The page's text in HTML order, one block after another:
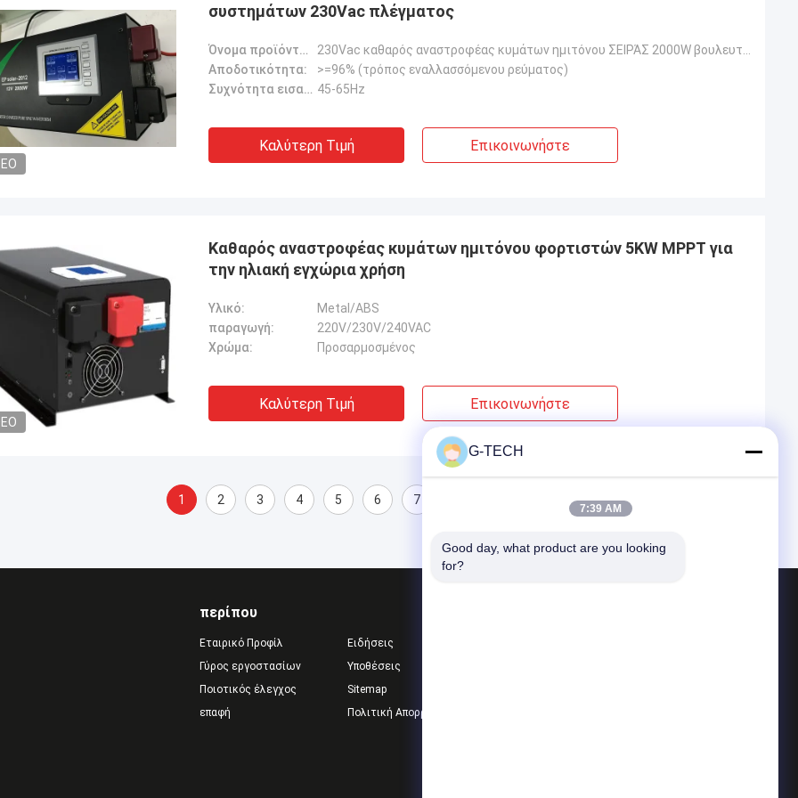
συστημάτων 230Vac πλέγματος
Όνομα προϊόντων:
Αποδοτικότητα:
>=96% (τρόπος εναλλασσόμενου ρεύματος)
Συχνότητα εισαγωγής: 45-65Hz
Καλύτερη Τιμή Επικοινωνήστε
Καθαρός αναστροφέας κυμάτων ημιτόνου φορτιστών 5KW MPPT για
την ηλιακή εγχώρια χρήση
Υλικό:
Metal/ABS
παραγωγή:
220V/230V/240VAC
Χρώμα:
Προσαρμοσμένος
Καλύτερη Τιμή Επικοινωνήστε
1 2 3 4 5 6 7
περίπου
Εταιρικό Προφίλ
Γύρος εργοστασίων
Ποιοτικός έλεγχος
επαφή
Ειδήσεις
Υποθέσεις
Sitemap
Πολιτική Απορρήτου
G-TECH
7:39 AM
Good day, what product are you looking
for?